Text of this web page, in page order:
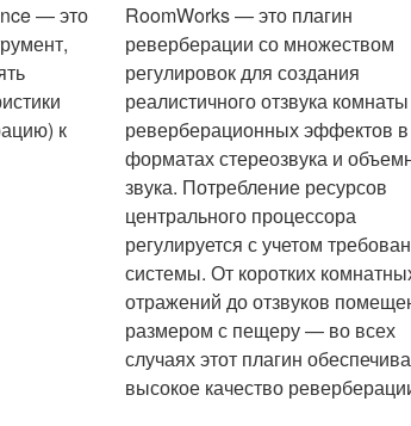
— это
к
RoomWorks — это плагин
реверберации со множеством
регулировок для создания
реалистичного отзвука
реверберационных эффектов в
форматах стереозвука и
звука. Потребление ресурсов
центрального процессора
регулируется с учетом
системы. От коротких
отражений до отзвуков
размером с пещеру — во всех
случаях этот плагин
высокое качество